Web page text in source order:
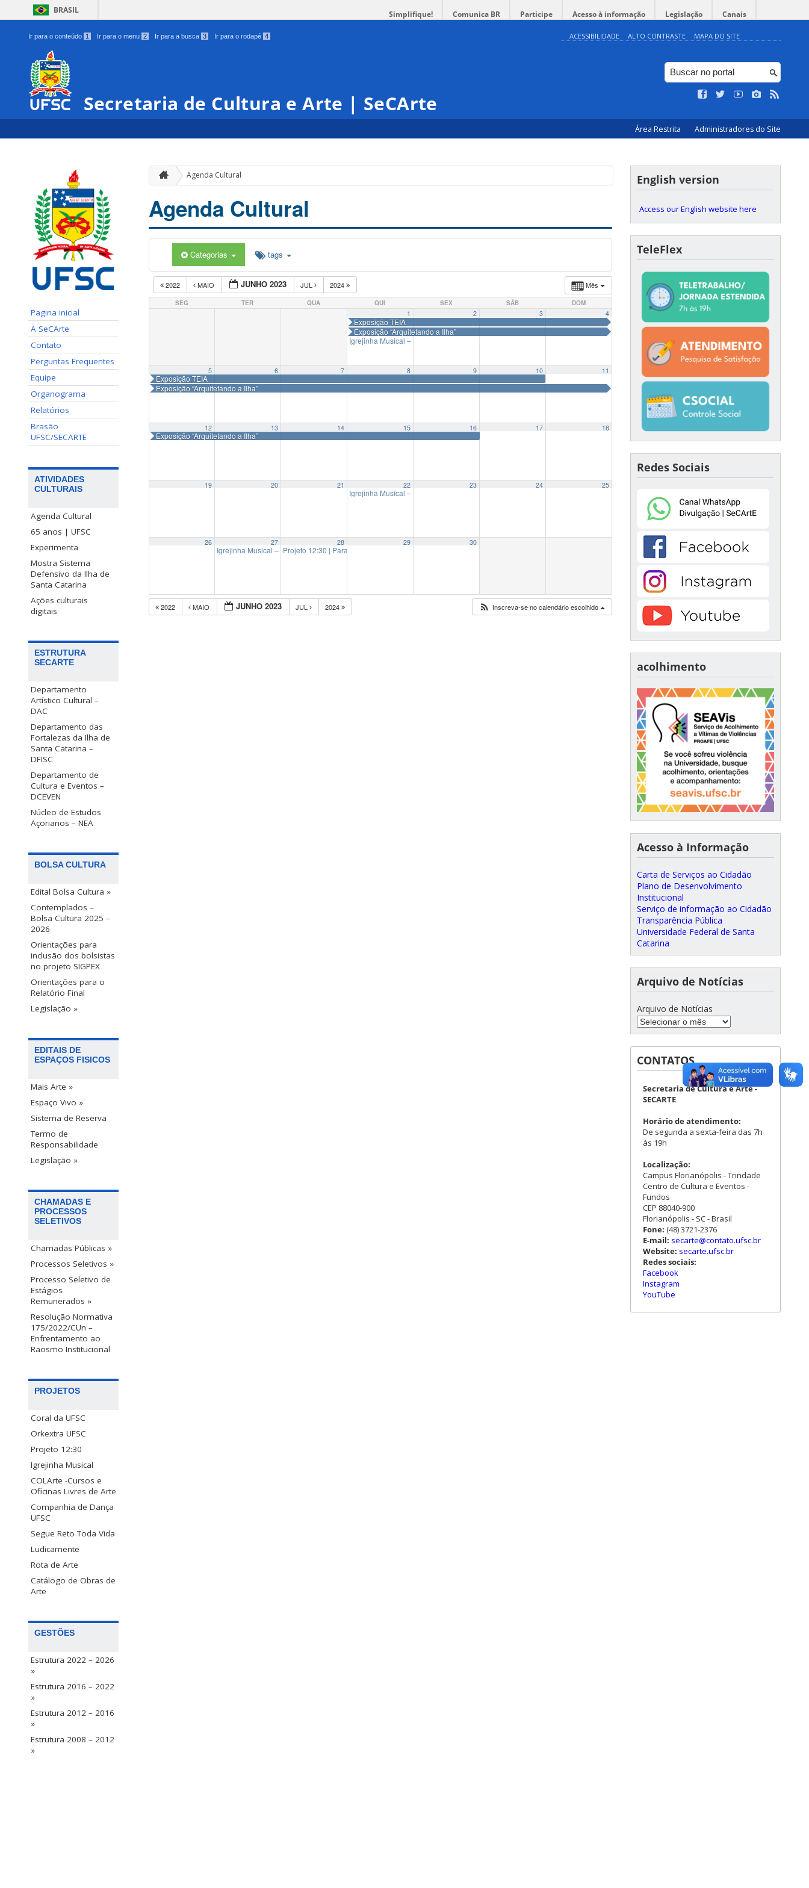
BRASIL Simplifique! Comunica BR Participe Acesso à informação Legislação Canais
Ir para o conteúdo 1 Ir para o menu 2 Ir para a busca 3 Ir para o rodapé 4 ACESSIBILIDADE ALTO CONTRASTE MAPA DO SITE
Secretaria de Cultura e Arte | SeCArte
Área Restrita Administradores do Site
Pagina inicial
A SeCArte
Contato
Perguntas Frequentes
Equipe
Organograma
Relatórios
Brasão
UFSC/SECARTE
ATIVIDADES
CULTURAIS
Agenda Cultural
65 anos | UFSC
Experimenta
Mostra Sistema
Defensivo da Ilha de
Santa Catarina
Ações culturais
digitais
ESTRUTURA
SECARTE
Departamento
Artístico Cultural –
DAC
Departamento das
Fortalezas da Ilha de
Santa Catarina –
DFISC
Departamento de
Cultura e Eventos –
DCEVEN
Núcleo de Estudos
Açorianos – NEA
BOLSA CULTURA
Edital Bolsa Cultura »
Contemplados –
Bolsa Cultura 2025 –
2026
Orientações para
inclusão dos bolsistas
no projeto SIGPEX
Orientações para o
Relatório Final
Legislação »
EDITAIS DE
ESPAÇOS FISICOS
Mais Arte »
Espaço Vivo »
Sistema de Reserva
Termo de
Responsabilidade
Legislação »
CHAMADAS E
PROCESSOS
SELETIVOS
Chamadas Públicas »
Processos Seletivos »
Processo Seletivo de
Estágios
Remunerados »
Resolução Normativa
175/2022/CUn –
Enfrentamento ao
Racismo Institucional
PROJETOS
Coral da UFSC
Orkextra UFSC
Projeto 12:30
Igrejinha Musical
COLArte -Cursos e
Oficinas Livres de Arte
Companhia de Dança
UFSC
Segue Reto Toda Vida
Ludicamente
Rota de Arte
Catálogo de Obras de
Arte
GESTÕES
Estrutura 2022 – 2026
»
Estrutura 2016 – 2022
»
Estrutura 2012 – 2016
»
Estrutura 2008 – 2012
»
Agenda Cultural
Agenda Cultural
Categorias tags
Mês
2022 MAIO JUNHO 2023 JUL 2024
SEG TER QUA QUI SEX SÁB DOM
1
Exposição TEIA
Exposição “Arquitetando a Ilha”
Igrejinha Musical – Luigi Antonio Irlandini
2 3 4
5
Exposição TEIA
Exposição “Arquitetando a Ilha”
6 7 8 9 10 11
12
Exposição “Arquitetando a Ilha”
13 14 15 16 17 18
19 20 21 22
Igrejinha Musical – “Música de Câmara” – Departamento de Música da UDESC
23 24 25
26 27
Igrejinha Musical – “Ciclos Música em Movimento: Projeções Sonoras – Mesclas Musicais”
28
Projeto 12:30 | Parada Cultural LGBT+ | Banda Orquidália
29 30
2022 MAIO JUNHO 2023 JUL 2024 Inscreva-se no calendário escolhido
English version
Access our English website here
TeleFlex
Redes Sociais
acolhimento
Acesso à Informação
Carta de Serviços ao Cidadão
Plano de Desenvolvimento
Institucional
Serviço de informação ao Cidadão
Transparência Pública
Universidade Federal de Santa
Catarina
Arquivo de Notícias
Arquivo de Notícias
CONTATOS
Secretaria de Cultura e Arte -
SECARTE
Horário de atendimento:
De segunda a sexta-feira das 7h
às 19h
Localização:
Campus Florianópolis - Trindade
Centro de Cultura e Eventos -
Fundos
CEP 88040-900
Florianópolis - SC - Brasil
Fone: (48) 3721-2376
E-mail: secarte@contato.ufsc.br
Website: secarte.ufsc.br
Redes sociais:
Facebook
Instagram
YouTube